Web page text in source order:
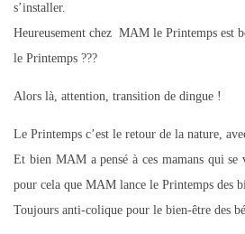
s’installer.
Heureusement chez MAM le Printemps est
le Printemps ???
Alors là, attention, transition de dingue !
Le Printemps c’est le retour de la nature,
Et bien MAM a pensé à ces mamans qui
pour cela que MAM lance le Printemps des
Toujours anti-colique pour le bien-être des